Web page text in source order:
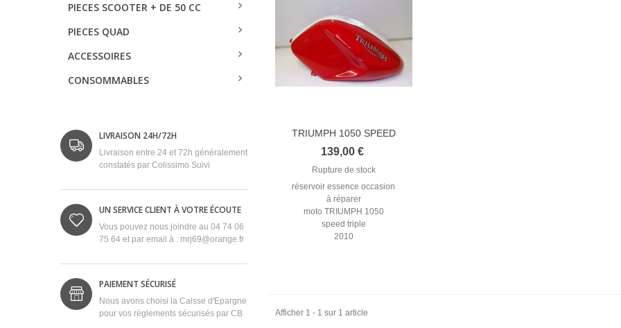
PIECES SCOOTER + DE 50 CC
PIECES QUAD
ACCESSOIRES
CONSOMMABLES
LIVRAISON 24H/72H
Livraison entre 24 et 72h généralement
constatés par Colissimo Suivi
UN SERVICE CLIENT À VOTRE ÉCOUTE
Vous pouvez nous joindre au 04 74 06
75 64 et par email à : mrj69@orange.fr
PAIEMENT SÉCURISÉ
Nous avons choisi la Caisse d'Epargne
pour vos règlements sécurisés par CB
TRIUMPH 1050 SPEED
TRIPLE 2010...
139,00 €
Rupture de stock
réservoir essence occasion
à réparer
moto TRIUMPH 1050
speed triple
2010
Afficher 1 - 1 sur 1 article